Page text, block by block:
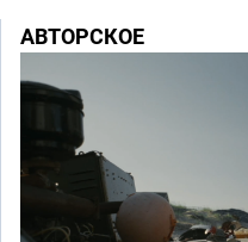
АВТОРСКОЕ